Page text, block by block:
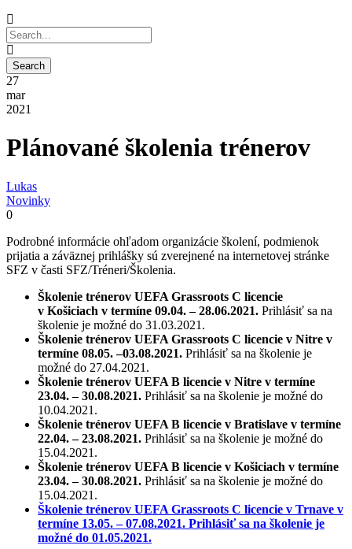
27
mar
2021
Plánované školenia trénerov
Lukas
Novinky
0
Podrobné informácie ohľadom organizácie školení, podmienok
prijatia a záväznej prihlášky sú zverejnené na internetovej stránke
SFZ v časti SFZ/Tréneri/Školenia.
Školenie trénerov UEFA Grassroots C licencie
v Košiciach v termíne 09.04. – 28.06.2021. Prihlásiť sa na
školenie je možné do 31.03.2021.
Školenie trénerov UEFA Grassroots C licencie v Nitre v
termíne 08.05. –03.08.2021. Prihlásiť sa na školenie je
možné do 27.04.2021.
Školenie trénerov UEFA B licencie v Nitre v termíne
23.04. – 30.08.2021. Prihlásiť sa na školenie je možné do
10.04.2021.
Školenie trénerov UEFA B licencie v Bratislave v termíne
22.04. – 23.08.2021. Prihlásiť sa na školenie je možné do
15.04.2021.
Školenie trénerov UEFA B licencie v Košiciach v termíne
23.04. – 30.08.2021. Prihlásiť sa na školenie je možné do
15.04.2021.
Školenie trénerov UEFA Grassroots C licencie v Trnave v
termíne 13.05. – 07.08.2021. Prihlásiť sa na školenie je
možné do 01.05.2021.